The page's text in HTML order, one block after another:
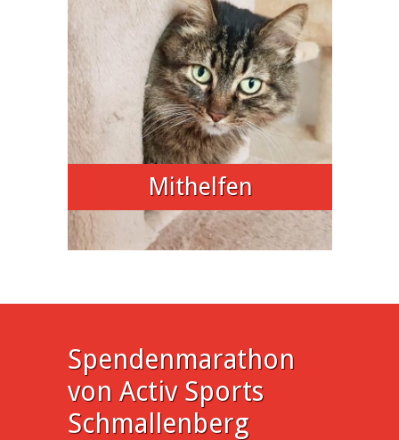
Mithelfen
Spendenmarathon
von Activ Sports
Schmallenberg